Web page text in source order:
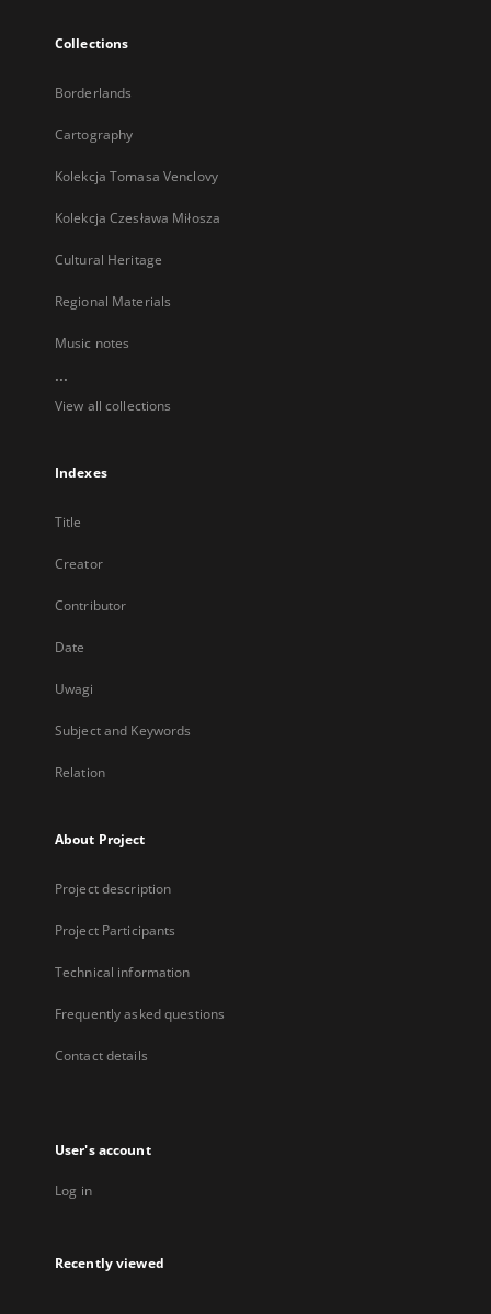
Collections
Borderlands
Cartography
Kolekcja Tomasa Venclovy
Kolekcja Czesława Miłosza
Cultural Heritage
Regional Materials
Music notes
...
View all collections
Indexes
Title
Creator
Contributor
Date
Uwagi
Subject and Keywords
Relation
About Project
Project description
Project Participants
Technical information
Frequently asked questions
Contact details
User's account
Log in
Recently viewed